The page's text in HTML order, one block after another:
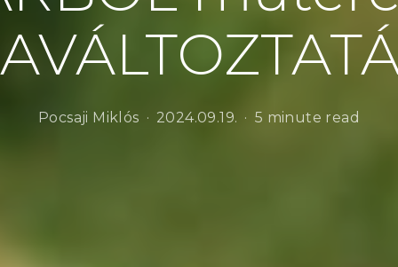
Pocsaji Miklós 2024.09.19. 5 minute read